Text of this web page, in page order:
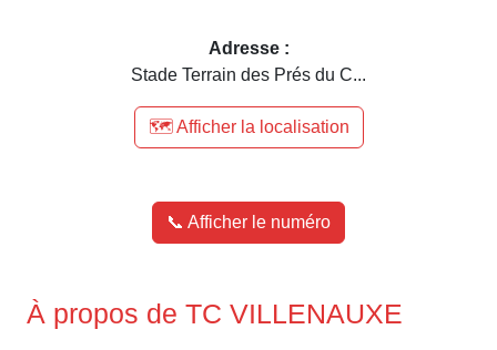
Adresse :
Stade Terrain des Prés du C...
🗺️ Afficher la localisation
📞 Afficher le numéro
À propos de TC VILLENAUXE